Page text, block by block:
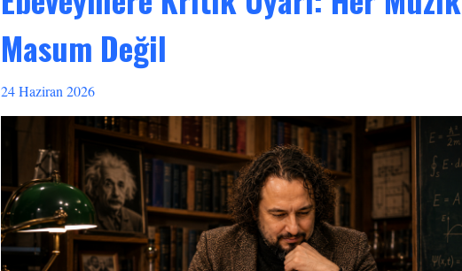
Masum Değil
24 Haziran 2026